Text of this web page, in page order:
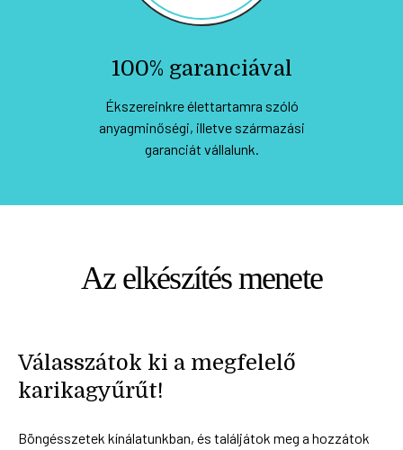
100% garanciával
Ékszereinkre élettartamra szóló
anyagminőségi, illetve származási
garanciát vállalunk.
Az elkészítés menete
Válasszátok ki a megfelelő
karikagyűrűt!
Böngésszetek kínálatunkban, és találjátok meg a hozzátok